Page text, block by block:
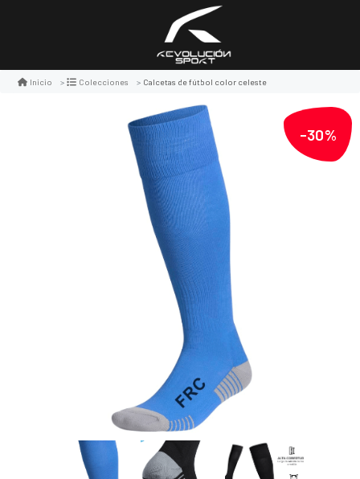
Inicio Colecciones Calcetas de fútbol color celeste
-30%